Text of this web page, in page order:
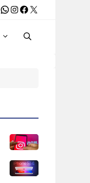
WhatsApp
Instagram
Facebook
X